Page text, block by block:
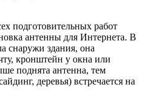
подготовительных работ
антенны для Интернета. В
снаружи здания, она
кронштейн у окна или
поднята антенна, тем
деревья) встречается на